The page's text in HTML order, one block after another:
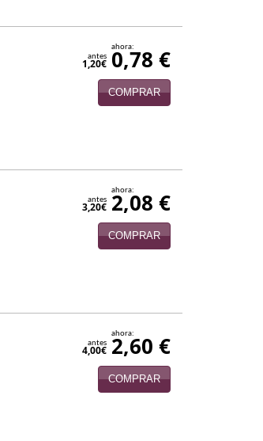
antes
1,20€
ahora:
0,78 €
COMPRAR
antes
3,20€
ahora:
2,08 €
COMPRAR
antes
4,00€
ahora:
2,60 €
COMPRAR